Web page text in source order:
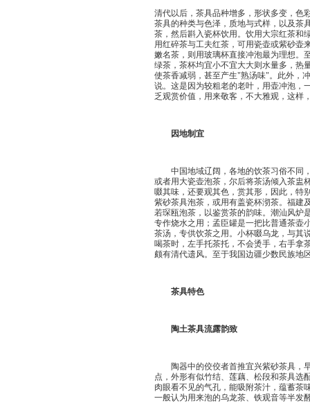
清代以后，茶具品种增多，形状多变，色
茶具的种类与色泽，质地与式样，以及茶
茶，然后斟入瓷杯饮用。饮用大宗红茶和
用红碎茶与工夫红茶，可用瓷壶或紫砂壶
嫩名茶，则用玻璃杯直接冲泡最为理想。
绿茶，茶杯均宜小不宜大大则水量多，热
使茶香减弱，甚至产生"熟汤味"。此外，
说。这是因为较粗老的老叶，用壶冲泡，
乏观赏价值，用来敬客，不大雅观，这样
因地制宜
中国地域辽阔，各地的饮茶习俗不同，
或者用大瓷壶泡茶，尔后将茶汤倾入茶盅
啜其味，还要观其色，赏其形，因此，特
紫砂茶具泡茶，或用有盖瓷杯沏茶。福
若琛瓯泡茶，以鉴赏茶的韵味。潮汕风炉
专作烧水之用；孟臣罐是一把比普通茶壶
茶汤，专供饮茶之用。小杯啜乌龙，与其
喝茶时，左手托茶托，不会烫手，右手拿
颇有清代遗风。至于我国边疆少数民族地
茶具特色
陶土茶具流露韵致
陶器中的佼佼者首推宜兴紫砂茶具，早
点，外形有似竹结、莲藕、松段和茶具选
肉眼看不见的气孔，能吸附茶汁，蕴蓄茶
一般认为用来泡的乌龙茶、铁观音等半发